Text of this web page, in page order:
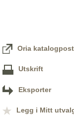
Oria katalogpost
Utskrift
Eksporter
Legg i Mitt